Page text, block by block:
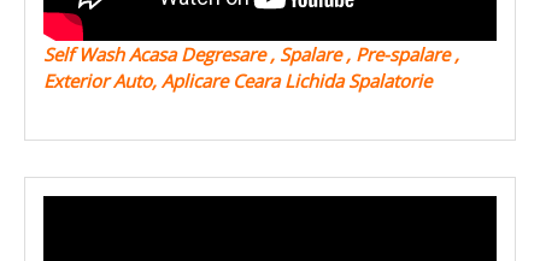
Self Wash Acasa Degresare , Spalare , Pre-spalare ,
Exterior Auto, Aplicare Ceara Lichida Spalatorie